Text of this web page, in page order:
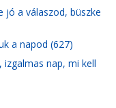
jó a válaszod, büszke
a napod (627)
izgalmas nap, mi kell